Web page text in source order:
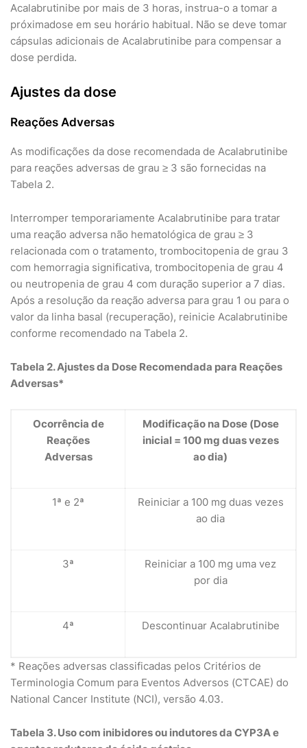
Acalabrutinibe por mais de 3 horas, instrua-o a tomar a
próximadose em seu horário habitual. Não se deve tomar
cápsulas adicionais de Acalabrutinibe para compensar a
dose perdida.
Ajustes da dose
Reações Adversas
As modificações da dose recomendada de Acalabrutinibe
para reações adversas de grau ≥ 3 são fornecidas na
Tabela 2.
Interromper temporariamente Acalabrutinibe para tratar
uma reação adversa não hematológica de grau ≥ 3
relacionada com o tratamento, trombocitopenia de grau 3
com hemorragia significativa, trombocitopenia de grau 4
ou neutropenia de grau 4 com duração superior a 7 dias.
Após a resolução da reação adversa para grau 1 ou para o
valor da linha basal (recuperação), reinicie Acalabrutinibe
conforme recomendado na Tabela 2.
Tabela 2. Ajustes da Dose Recomendada para Reações
Adversas*
Ocorrência de
Reações
Adversas
Modificação na Dose (Dose
inicial = 100 mg duas vezes
ao dia)
1ª e 2ª
Reiniciar a 100 mg duas vezes
ao dia
3ª
Reiniciar a 100 mg uma vez
por dia
4ª Descontinuar Acalabrutinibe
* Reações adversas classificadas pelos Critérios de
Terminologia Comum para Eventos Adversos (CTCAE) do
National Cancer Institute (NCI), versão 4.03.
Tabela 3. Uso com inibidores ou indutores da CYP3A e